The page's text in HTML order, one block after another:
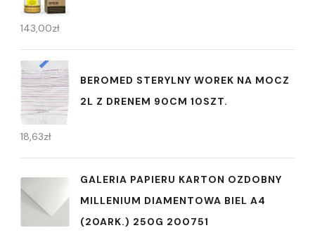
143,00zł
BEROMED STERYLNY WOREK NA MOCZ
2L Z DRENEM 90CM 10SZT.
18,63zł
GALERIA PAPIERU KARTON OZDOBNY
MILLENIUM DIAMENTOWA BIEL A4
(20ARK.) 250G 200751